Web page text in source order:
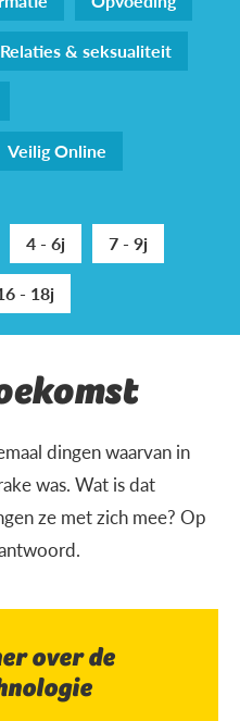
Relaties & seksualiteit
Veilig Online
4 - 6j
7 - 9j
- 18j
dingen waarvan in
was. Wat is dat
ze met zich mee? Op
over de